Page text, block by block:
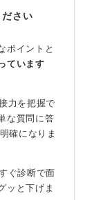
候補者がい
評価を成
いでしょう
と思いま
ではボロボ
点を評価し
さい
ポイントと
ています
力を把握で
な質問に答
確になりま
ぐ診断で面
ッと下げま